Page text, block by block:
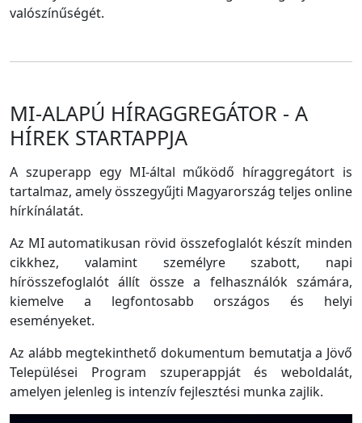
valószínűségét.
MI-ALAPÚ HÍRAGGREGÁTOR - A
HÍREK STARTAPPJA
A szuperapp egy MI-által működő híraggregátort is
tartalmaz, amely összegyűjti Magyarország teljes online
hírkínálatát.
Az MI automatikusan rövid összefoglalót készít minden
cikkhez, valamint személyre szabott, napi
hírösszefoglalót állít össze a felhasználók számára,
kiemelve a legfontosabb országos és helyi
eseményeket.
Az alább megtekinthető dokumentum bemutatja a Jövő
Települései Program szuperappját és weboldalát,
amelyen jelenleg is intenzív fejlesztési munka zajlik.